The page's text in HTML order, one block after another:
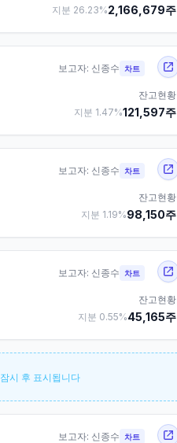
지분 26.23%2,166,679주
보고자: 신종수 차트
잔고현황
지분 1.47%121,597주
보고자: 신종수 차트
잔고현황
지분 1.19%98,150주
보고자: 신종수 차트
잔고현황
지분 0.55%45,165주
잠시 후 표시됩니다
보고자: 신종수 차트